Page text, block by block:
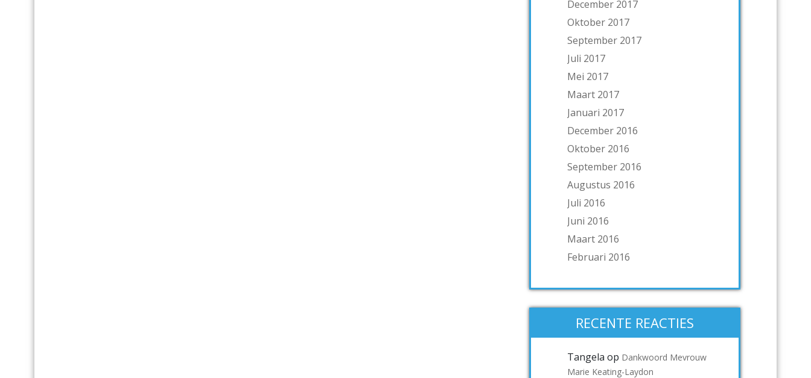
December 2017
Oktober 2017
September 2017
Juli 2017
Mei 2017
Maart 2017
Januari 2017
December 2016
Oktober 2016
September 2016
Augustus 2016
Juli 2016
Juni 2016
Maart 2016
Februari 2016
RECENTE REACTIES
Tangela op Dankwoord Mevrouw
Marie Keating-Laydon